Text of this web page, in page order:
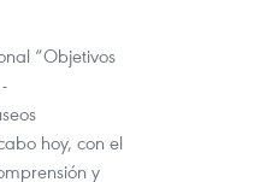
“Objetivos
hoy, con el
y